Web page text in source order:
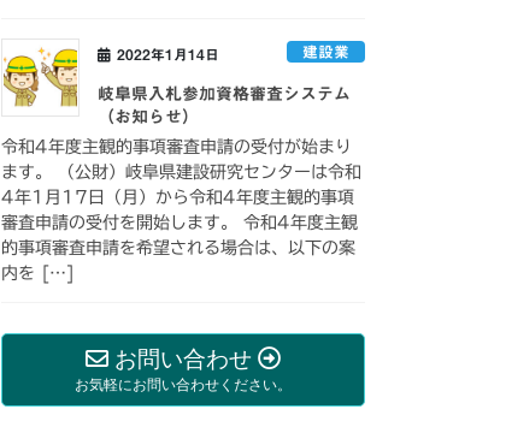
2022年1月14日 建設業
岐阜県入札参加資格審査システム
（お知らせ）
令和4年度主観的事項審査申請の受付が始まり
ます。 （公財）岐阜県建設研究センターは令和
4年1月17日（月）から令和4年度主観的事項
審査申請の受付を開始します。 令和4年度主観
的事項審査申請を希望される場合は、以下の案
内を […]
お問い合わせ
お気軽にお問い合わせください。